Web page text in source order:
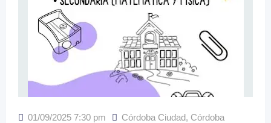
01/09/2025 7:30 pm Córdoba Ciudad, Córdoba